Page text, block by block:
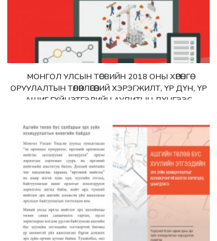
Дэлгэрэнгүй
МОНГОЛ УЛСЫН ТӨСВИЙН 2018 ОНЫ ХӨРӨНГӨ
ОРУУЛАЛТЫН ТӨЛӨВЛӨГӨӨНИЙ ХЭРЭГЖИЛТ, ҮР ДҮН, ҮР
АШИГ ГҮЙЦЭТГЭЛИЙН АУДИТЫН ДҮНГЭЭС